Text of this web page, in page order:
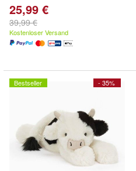
25,99 €
39,99 €
Kostenloser Versand
- 35%
Bestseller